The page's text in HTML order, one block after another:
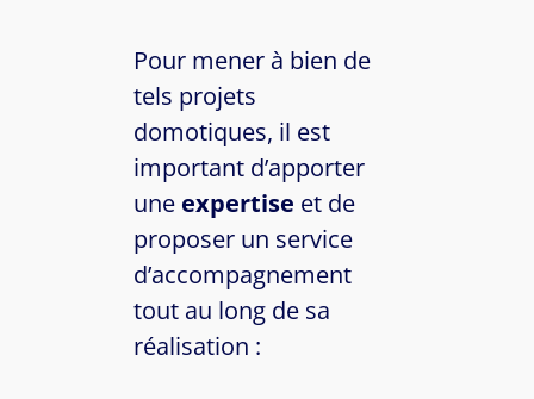
Pour mener à bien de
tels projets
domotiques, il est
important d’apporter
une expertise et de
proposer un service
d’accompagnement
tout au long de sa
réalisation :